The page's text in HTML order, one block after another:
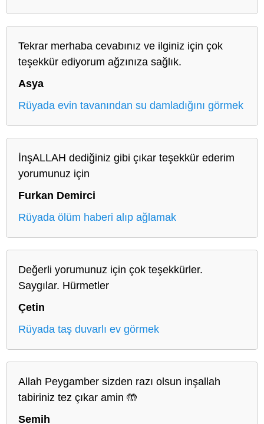
Tekrar merhaba cevabınız ve ilginiz için çok
teşekkür ediyorum ağzınıza sağlık.
Asya
Rüyada evin tavanından su damladığını görmek
İnşALLAH dediğiniz gibi çıkar teşekkür ederim
yorumunuz için
Furkan Demirci
Rüyada ölüm haberi alıp ağlamak
Değerli yorumunuz için çok teşekkürler.
Saygılar. Hürmetler
Çetin
Rüyada taş duvarlı ev görmek
Allah Peygamber sizden razı olsun inşallah
tabiriniz tez çıkar amin 🤲
Semih